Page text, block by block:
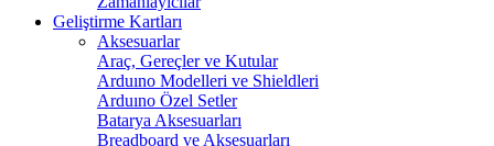
Geliştirme Kartları
Aksesuarlar
Araç, Gereçler ve Kutular
Arduıno Modelleri ve Shieldleri
Arduıno Özel Setler
Batarya Aksesuarları
Breadboard ve Aksesuarları